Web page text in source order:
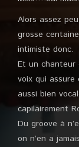
Alors assez
grosse
intimiste donc.
Et un chanteur
voix qui assure
aussi bien
capilairement
Du groove à
on n’en a